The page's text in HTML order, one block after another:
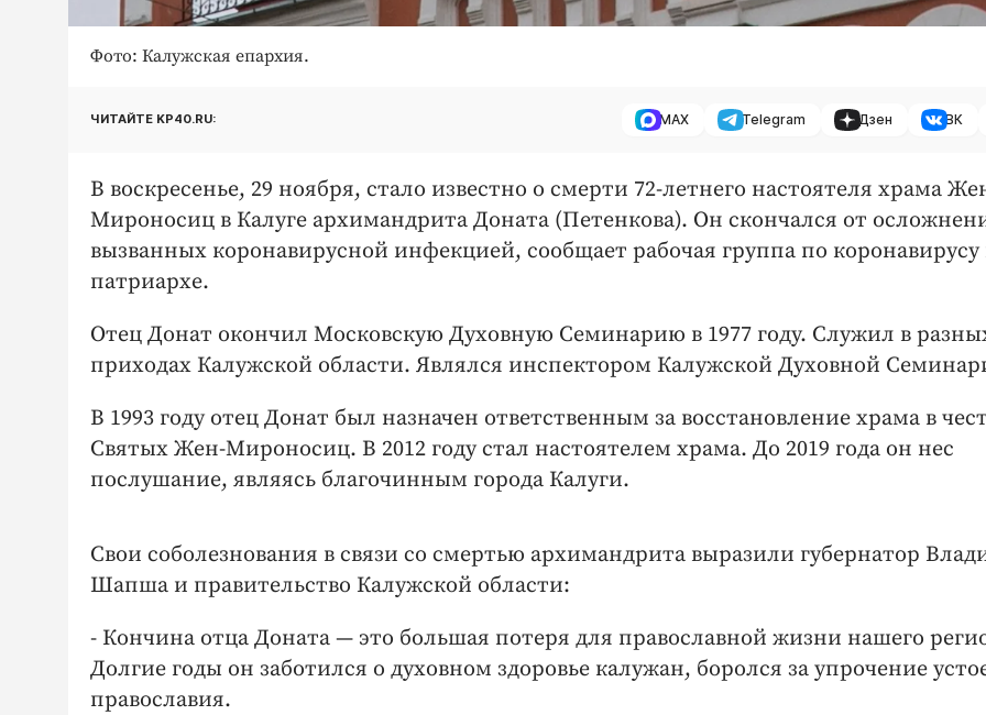
Фото: Калужская епархия.
ЧИТАЙТЕ KP40.RU: MAX Telegram Дзен ВК
В воскресенье, 29 ноября, стало известно о смерти 72-летнего настоятеля храма
Мироносиц в Калуге архимандрита Доната (Петенкова). Он скончался от
вызванных коронавирусной инфекцией, сообщает рабочая группа по
патриархе.
Отец Донат окончил Московскую Духовную Семинарию в 1977 году. Служил в
приходах Калужской области. Являлся инспектором Калужской Духовной
В 1993 году отец Донат был назначен ответственным за восстановление храма в
Святых Жен-Мироносиц. В 2012 году стал настоятелем храма. До 2019 года он нес
послушание, являясь благочинным города Калуги.
Свои соболезнования в связи со смертью архимандрита выразили губернатор
Шапша и правительство Калужской области:
- Кончина отца Доната — это большая потеря для православной жизни нашего
Долгие годы он заботился о духовном здоровье калужан, боролся за упрочение
православия.